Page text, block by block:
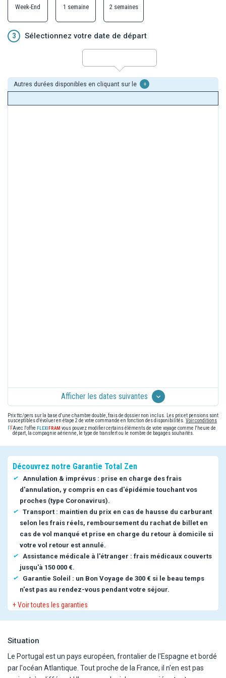
Week-End 1 semaine 2 semaines
3 Sélectionnez votre date de départ
Autres durées disponibles en cliquant sur le +
Afficher les dates suivantes
Prix ttc/pers sur la base d'une chambre double, frais de dossier non inclus. Les prix et pensions sont
susceptibles d'évoluer en étape 2 de votre commande en fonction des disponibilités. Voir conditions
Avec l'offre
vous pouvez modifier certains éléments de votre voyage comme l'heure de
départ, la compagnie aérienne, le type de transfert ou le nombre de bagages souhaités.
Découvrez notre Garantie Total Zen
Annulation & imprévus : prise en charge des frais
d'annulation, y compris en cas d'épidémie touchant vos
proches (type Coronavirus).
Transport : maintien du prix en cas de hausse du carburant
selon les frais réels, remboursement du rachat de billet en
cas de vol manqué et prise en charge du retour à domicile si
votre vol retour est annulé.
Assistance médicale à l'étranger : frais médicaux couverts
jusqu'à 150 000 €.
Garantie Soleil : un Bon Voyage de 300 € si le beau temps
n'est pas au rendez-vous pendant votre séjour.
+ Voir toutes les garanties
Situation
Le Portugal est un pays européen, frontalier de l'Espagne et bordé
par l'océan Atlantique. Tout proche de la France, il n'en est pas